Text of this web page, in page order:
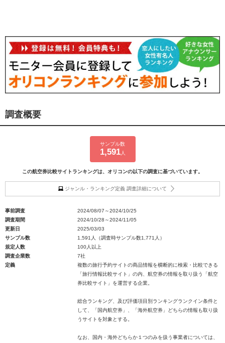
調査概要
サンプル数
1,591人
この航空券比較サイトランキングは、オリコンの以下の調査に基づいています。
ジャンル・ランキング定義 調査詳細について
事前調査
2024/08/07～2024/10/25
調査期間
2024/10/28～2024/11/05
更新日
2025/03/03
サンプル数
1,591人（調査時サンプル数1,771人）
規定人数
100人以上
調査企業数
7社
定義
複数の旅行予約サイトの商品情報を横断的に検索・比較できる
「旅行情報比較サイト」の内、航空券の情報を取り扱う「航空
券比較サイト」を運営する企業。
総合ランキング、及び評価項目別ランキングランクイン条件と
して、「国内航空券」、「海外航空券」どちらの情報も取り扱
うサイトを対象とする。
なお、国内・海外どちらか１つのみを扱う事業者については、